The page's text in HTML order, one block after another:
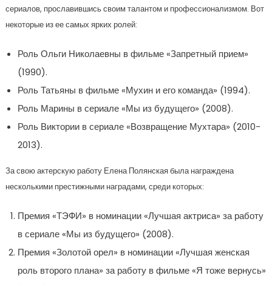
сериалов, прославившись своим талантом и профессионализмом. Вот
некоторые из ее самых ярких ролей:
Роль Ольги Николаевны в фильме «Запретный прием»
(1990).
Роль Татьяны в фильме «Мухин и его команда» (1994).
Роль Марины в сериале «Мы из будущего» (2008).
Роль Виктории в сериале «Возвращение Мухтара» (2010-
2013).
За свою актерскую работу Елена Полянская была награждена
несколькими престижными наградами, среди которых:
Премия «ТЭФИ» в номинации «Лучшая актриса» за работу
в сериале «Мы из будущего» (2008).
Премия «Золотой орел» в номинации «Лучшая женская
роль второго плана» за работу в фильме «Я тоже вернусь»